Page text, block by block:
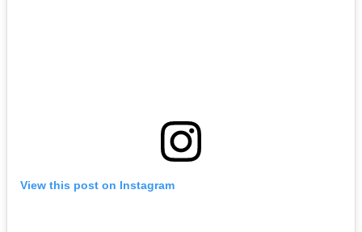
View this post on Instagram